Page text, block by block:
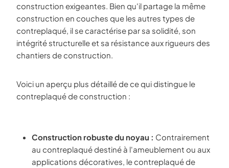
construction exigeantes. Bien qu'il partage la même
construction en couches que les autres types de
contreplaqué, il se caractérise par sa solidité, son
intégrité structurelle et sa résistance aux rigueurs des
chantiers de construction.
Voici un aperçu plus détaillé de ce qui distingue le
contreplaqué de construction :
Construction robuste du noyau : Contrairement
au contreplaqué destiné à l'ameublement ou aux
applications décoratives, le contreplaqué de